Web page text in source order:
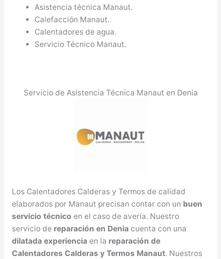
Asistencia técnica Manaut.
Calefacción Manaut.
Calentadores de agua.
Servicio Técnico Manaut.
Servicio de Asistencia Técnica Manaut en Denia
Los Calentadores Calderas y Termos de calidad
elaborados por Manaut precisan contar con un buen
servicio técnico en el caso de avería. Nuestro
servicio de reparación en Denia cuenta con una
dilatada experiencia en la reparación de
Calentadores Calderas y Termos Manaut. Nuestros